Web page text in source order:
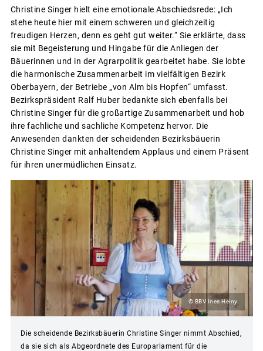
Christine Singer hielt eine emotionale Abschiedsrede: „Ich
stehe heute hier mit einem schweren und gleichzeitig
freudigen Herzen, denn es geht gut weiter.“ Sie erklärte, dass
sie mit Begeisterung und Hingabe für die Anliegen der
Bäuerinnen und in der Agrarpolitik gearbeitet habe. Sie lobte
die harmonische Zusammenarbeit im vielfältigen Bezirk
Oberbayern, der Betriebe „von Alm bis Hopfen“ umfasst.
Bezirkspräsident Ralf Huber bedankte sich ebenfalls bei
Christine Singer für die großartige Zusammenarbeit und hob
ihre fachliche und sachliche Kompetenz hervor. Die
Anwesenden dankten der scheidenden Bezirksbäuerin
Christine Singer mit anhaltendem Applaus und einem Präsent
für ihren unermüdlichen Einsatz.
© BBV Ines Heiny
Die scheidende Bezirksbäuerin Christine Singer nimmt Abschied,
da sie sich als Abgeordnete des Europarlament für die